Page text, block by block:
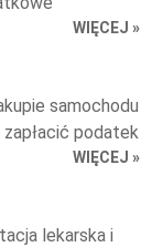
WIĘCEJ »
samochodu
podatek
WIĘCEJ »
lekarska i